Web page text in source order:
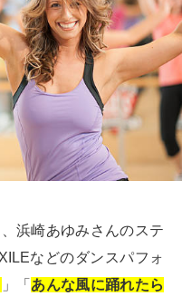
浜崎あゆみさんのステ
などのダンスパフォ
」「 あんな風に踊れたら